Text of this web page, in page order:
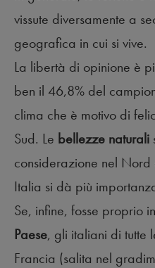
vissute diversamente a
geografica in cui si vive.
La libertà di opinione è
ben il 46,8% del
clima che è motivo di
Sud. Le bellezze naturali
considerazione nel Nord
Italia si dà più
Se, infine, fosse proprio
Paese, gli italiani di tutte
Francia (salita nel